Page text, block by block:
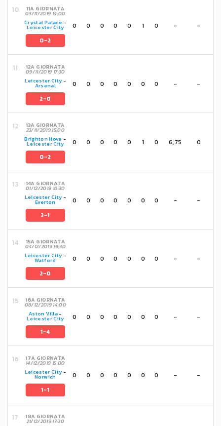
11A GIORNATA
03/11/2019 14:00
Crystal Palace -
Leicester City
0-2
0 0 0 0 0 1 0 - -
12A GIORNATA
09/11/2019 17:30
Leicester City-
Arsenal
2-0
0 0 0 0 0 0 0 - -
13A GIORNATA
23/11/2019 15:00
Brighton Hove -
Leicester City
0-2
0 0 0 0 0 1 0 6,75 0
14A GIORNATA
01/12/2019 16:30
Leicester City-
Everton
2-1
0 0 0 0 0 0 0 - -
15A GIORNATA
04/12/2019 19:30
Leicester City-
Watford
2-0
0 0 0 0 0 0 0 - -
16A GIORNATA
08/12/2019 14:00
Aston Villa-
Leicester City
1-4
0 0 0 0 0 0 0 - -
17A GIORNATA
14/12/2019 15:00
Leicester City-
Norwich
1-1
0 0 0 0 0 0 0 - -
18A GIORNATA
21/12/2019 17:30